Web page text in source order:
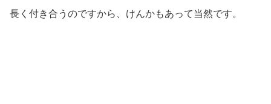
長く付き合うのですから、けんかもあって当然です。